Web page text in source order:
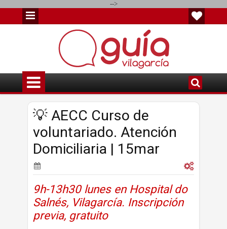
-->
💡 AECC Curso de
voluntariado. Atención
Domiciliaria | 15mar
9h-13h30 lunes en Hospital do
Salnés, Vilagarcía. Inscripción
previa, gratuito